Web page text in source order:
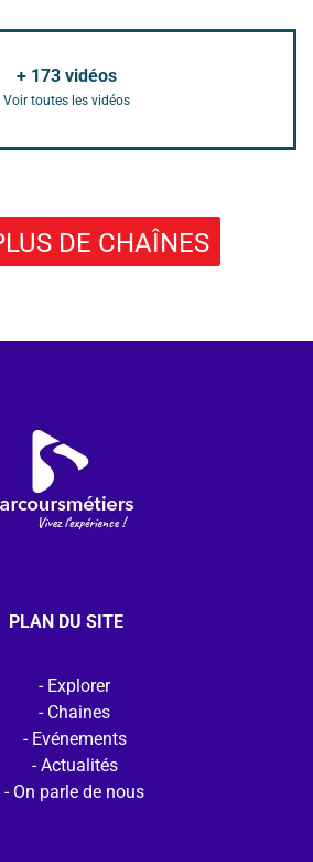
+ 173vidéos
Voir toutes les vidéos
DE CHAÎNES
PLAN DU SITE
Explorer
Chaines
Evénements
Actualités
On parle de nous